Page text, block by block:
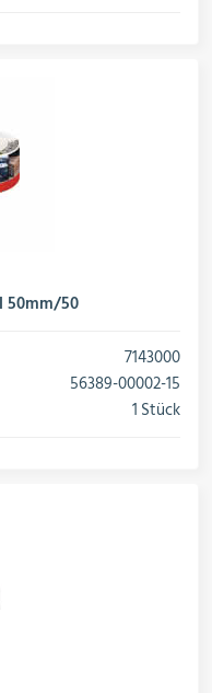
50mm/50
7143000
56389-00002-15
1 Stück